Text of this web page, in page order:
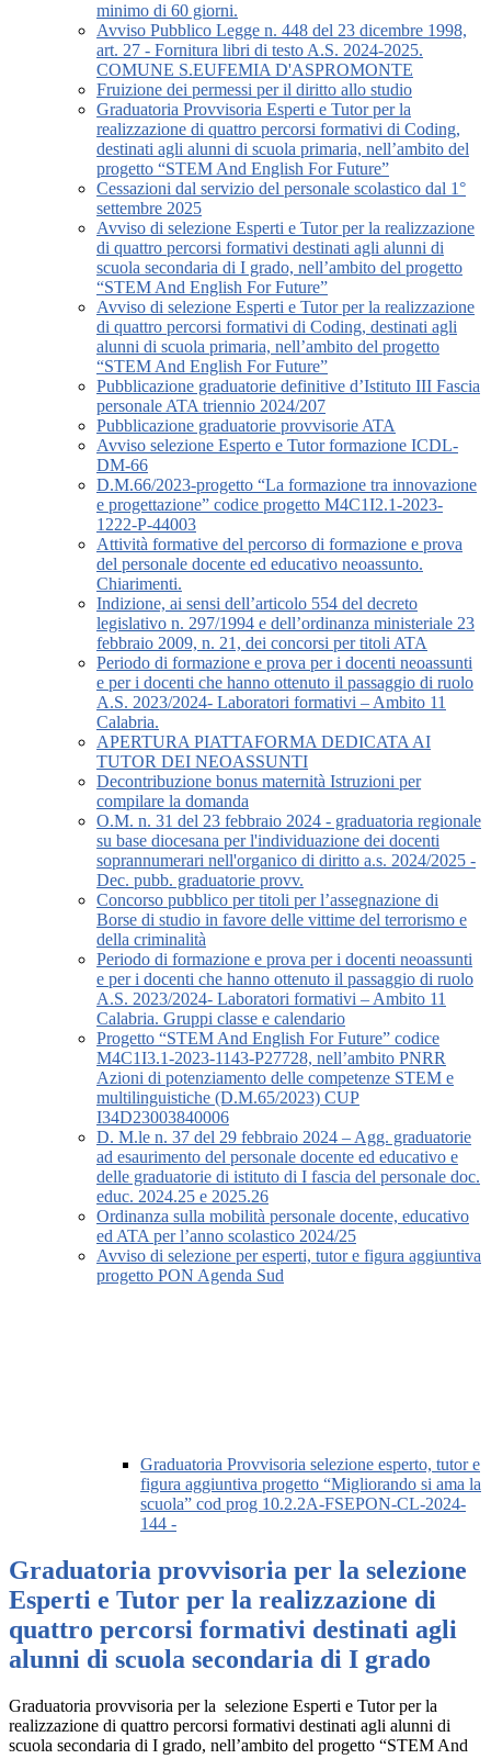
minimo di 60 giorni.
Avviso Pubblico Legge n. 448 del 23 dicembre 1998,
art. 27 - Fornitura libri di testo A.S. 2024-2025.
COMUNE S.EUFEMIA D'ASPROMONTE
Fruizione dei permessi per il diritto allo studio
Graduatoria Provvisoria Esperti e Tutor per la
realizzazione di quattro percorsi formativi di Coding,
destinati agli alunni di scuola primaria, nell’ambito del
progetto “STEM And English For Future”
Cessazioni dal servizio del personale scolastico dal 1°
settembre 2025
Avviso di selezione Esperti e Tutor per la realizzazione
di quattro percorsi formativi destinati agli alunni di
scuola secondaria di I grado, nell’ambito del progetto
“STEM And English For Future”
Avviso di selezione Esperti e Tutor per la realizzazione
di quattro percorsi formativi di Coding, destinati agli
alunni di scuola primaria, nell’ambito del progetto
“STEM And English For Future”
Pubblicazione graduatorie definitive d’Istituto III Fascia
personale ATA triennio 2024/207
Pubblicazione graduatorie provvisorie ATA
Avviso selezione Esperto e Tutor formazione ICDL-
DM-66
D.M.66/2023-progetto “La formazione tra innovazione
e progettazione” codice progetto M4C1I2.1-2023-
1222-P-44003
Attività formative del percorso di formazione e prova
del personale docente ed educativo neoassunto.
Chiarimenti.
Indizione, ai sensi dell’articolo 554 del decreto
legislativo n. 297/1994 e dell’ordinanza ministeriale 23
febbraio 2009, n. 21, dei concorsi per titoli ATA
Periodo di formazione e prova per i docenti neoassunti
e per i docenti che hanno ottenuto il passaggio di ruolo
A.S. 2023/2024- Laboratori formativi – Ambito 11
Calabria.
APERTURA PIATTAFORMA DEDICATA AI
TUTOR DEI NEOASSUNTI
Decontribuzione bonus maternità Istruzioni per
compilare la domanda
O.M. n. 31 del 23 febbraio 2024 - graduatoria regionale
su base diocesana per l'individuazione dei docenti
soprannumerari nell'organico di diritto a.s. 2024/2025 -
Dec. pubb. graduatorie provv.
Concorso pubblico per titoli per l’assegnazione di
Borse di studio in favore delle vittime del terrorismo e
della criminalità
Periodo di formazione e prova per i docenti neoassunti
e per i docenti che hanno ottenuto il passaggio di ruolo
A.S. 2023/2024- Laboratori formativi – Ambito 11
Calabria. Gruppi classe e calendario
Progetto “STEM And English For Future” codice
M4C1I3.1-2023-1143-P27728, nell’ambito PNRR
Azioni di potenziamento delle competenze STEM e
multilinguistiche (D.M.65/2023) CUP
I34D23003840006
D. M.le n. 37 del 29 febbraio 2024 – Agg. graduatorie
ad esaurimento del personale docente ed educativo e
delle graduatorie di istituto di I fascia del personale doc.
educ. 2024.25 e 2025.26
Ordinanza sulla mobilità personale docente, educativo
ed ATA per l’anno scolastico 2024/25
Avviso di selezione per esperti, tutor e figura aggiuntiva
progetto PON Agenda Sud
Graduatoria Provvisoria selezione esperto, tutor e
figura aggiuntiva progetto “Migliorando si ama la
scuola” cod prog 10.2.2A-FSEPON-CL-2024-
144 -
Graduatoria provvisoria per la selezione
Esperti e Tutor per la realizzazione di
quattro percorsi formativi destinati agli
alunni di scuola secondaria di I grado
Graduatoria provvisoria per la selezione Esperti e Tutor per la
realizzazione di quattro percorsi formativi destinati agli alunni di
scuola secondaria di I grado, nell’ambito del progetto “STEM And